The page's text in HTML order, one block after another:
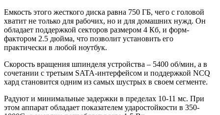
Емкость этого жесткого диска равна 750 ГБ, чего с головой
хватит не только для рабочих, но и для домашних нужд. Он
обладает поддержкой секторов размером 4 Кб, и форм-
фактором 2.5 дюйма, что позволит установить его
практически в любой ноутбук.
Скорость вращения шпинделя устройства – 5400 об/мин, а в
сочетании с третьим SATA-интерфейсом и поддержкой NCQ
хард становится одним из самых шустрых в своем сегменте.
Радуют и минимальные задержки в пределах 10-11 мс. При
этом аппарат обладает показателем ударостойкости в 350-